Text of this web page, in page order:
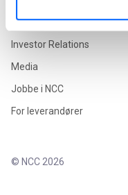
Bærekraft
Investor Relations
Media
Jobbe i NCC
For leverandører
© NCC 2026